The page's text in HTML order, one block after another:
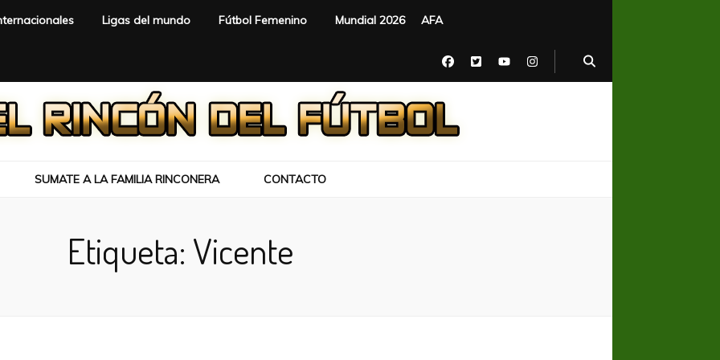
Ligas del mundo Fútbol Femenino Mundial 2026 AFA
SUMATE A LA FAMILIA RINCONERA CONTACTO
Etiqueta: Vicente